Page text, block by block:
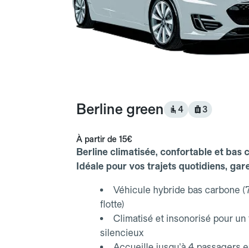
Berline green 4 3
À partir de 15€
Berline climatisée, confortable et bas
Idéale pour vos trajets quotidiens,
Véhicule hybride bas carbone
flotte)
Climatisé et insonorisé pour un
silencieux